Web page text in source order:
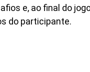
e, ao final do
do participante.